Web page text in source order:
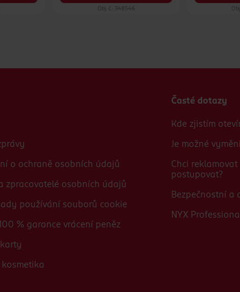
Obj. č.: 348546
o ochraně osobních údajů
zpracovatelé osobních údajů
používání souborů cookie
% garance vrácení peněz
kosmetika
Časté dotazy
Kde zjistím
Je možné
Chci reklamovat
postupovat?
Bezpečnostní a
NYX